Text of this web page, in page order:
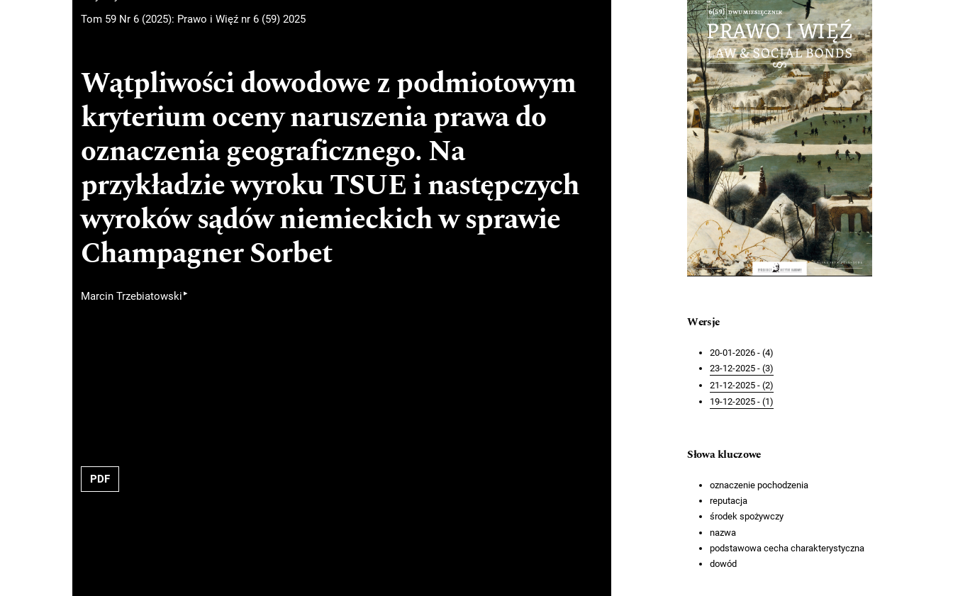
Tom 59 Nr 6 (2025): Prawo i Więź nr 6 (59) 2025
Wątpliwości dowodowe z podmiotowym
kryterium oceny naruszenia prawa do
oznaczenia geograficznego. Na
przykładzie wyroku TSUE i następczych
wyroków sądów niemieckich w sprawie
Champagner Sorbet
Marcin Trzebiatowski ▸
PDF
Wersje
20-01-2026 - (4)
23-12-2025 - (3)
21-12-2025 - (2)
19-12-2025 - (1)
Słowa kluczowe
oznaczenie pochodzenia
reputacja
środek spożywczy
nazwa
podstawowa cecha charakterystyczna
dowód